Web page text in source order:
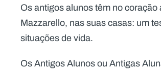
Os antigos alunos têm no
Mazzarello, nas suas casas: um
situações de vida.
Os Antigos Alunos ou Antigas